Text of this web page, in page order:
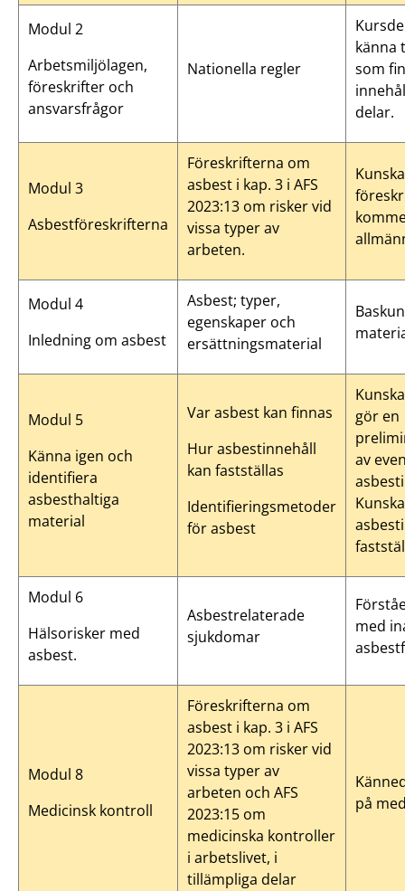
Modul 2
Arbetsmiljölagen,
föreskrifter och
ansvarsfrågor
Nationella regler
känna
som
delar.
Modul 3
Asbestföreskrifterna
Föreskrifterna om
asbest i kap. 3 i AFS
2023:13 om risker vid
vissa typer av
arbeten.
Modul 4
Inledning om asbest
Asbest; typer,
egenskaper och
ersättningsmaterial
Modul 5
Känna igen och
identifiera
asbesthaltiga
material
Var asbest kan finnas
Hur asbestinnehåll
kan fastställas
Identifieringsmetoder
för asbest
gör en
av
Modul 6
Hälsorisker med
asbest.
Asbestrelaterade
sjukdomar
med
Modul 8
Medicinsk kontroll
Föreskrifterna om
asbest i kap. 3 i AFS
2023:13 om risker vid
vissa typer av
arbeten och AFS
2023:15 om
medicinska kontroller
i arbetslivet, i
tillämpliga delar
på